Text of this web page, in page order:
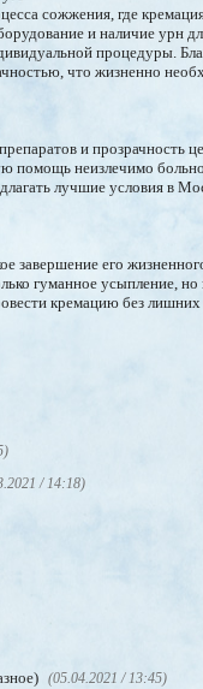
сожжения, где
и наличие урн
процедуры.
что жизненно
и прозрачность
помощь неизлечимо
лучшие условия в
завершение его
гуманное усыпление, но
кремацию без
/ 14:18)
(05.04.2021 / 13:45)